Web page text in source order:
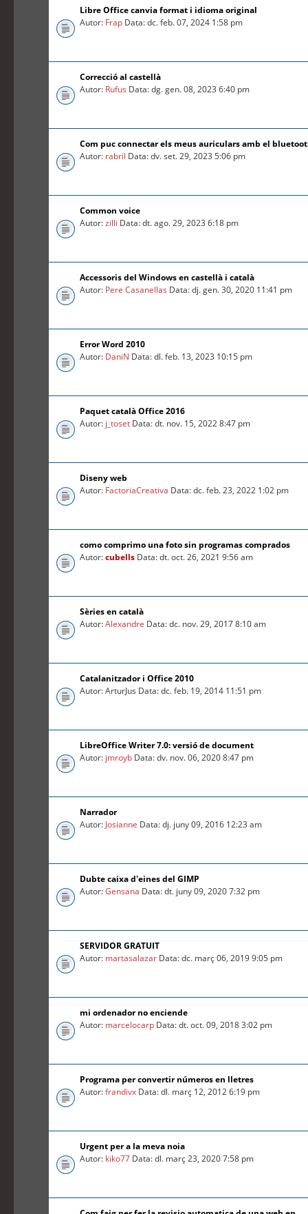
Libre Office canvia format i idioma original
Autor: Frap Data: dc. feb. 07, 2024 1:58 pm
Correcció al castellà
Autor: Rufus Data: dg. gen. 08, 2023 6:40 pm
Com puc connectar els meus auriculars amb el
Autor: rabril Data: dv. set. 29, 2023 5:06 pm
Common voice
Autor:zilli Data: dt. ago. 29, 2023 6:18 pm
Accessoris del Windows en castellà i català
Autor: Pere Casanellas Data: dj. gen. 30, 2020 11:41 pm
Error Word 2010
Autor: DaniN Data: dl. feb. 13, 2023 10:15 pm
Paquet català Office 2016
Autor: j_toset Data: dt. nov. 15, 2022 8:47 pm
Diseny web
Autor: FactoriaCreativa Data: dc. feb. 23, 2022 1:02 pm
como comprimo una foto sin programas comprados
Autor:cubells Data: dt. oct. 26, 2021 9:56 am
Sèries en català
Autor:Alexandre Data: dc. nov. 29, 2017 8:10 am
Catalanitzador i Office 2010
Autor: ArturJus Data: dc. feb. 19, 2014 11:51 pm
LibreOffice Writer 7.0: versió de document
Autor: jmroyb Data: dv. nov. 06, 2020 8:47 pm
Narrador
Autor: Josianne Data: dj. juny 09, 2016 12:23 am
Dubte caixa d'eines del GIMP
Autor:Gensana Data: dt. juny 09, 2020 7:32 pm
SERVIDOR GRATUIT
Autor: martasalazar Data: dc. març 06, 2019 9:05 pm
mi ordenador no enciende
Autor: marcelocarp Data: dt. oct. 09, 2018 3:02 pm
Programa per convertir números en lletres
Autor:frandivx Data: dl. març 12, 2012 6:19 pm
Urgent per a la meva noia
Autor: kiko77 Data: dl. març 23, 2020 7:58 pm